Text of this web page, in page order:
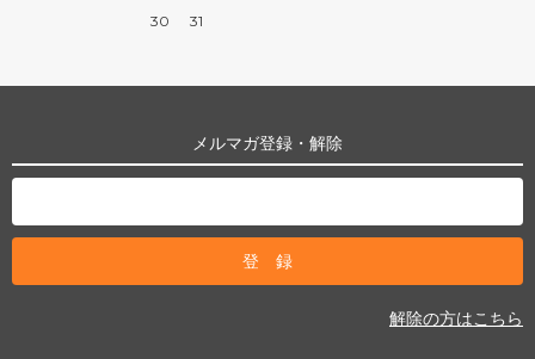
30
31
メルマガ登録・解除
解除の方はこちら